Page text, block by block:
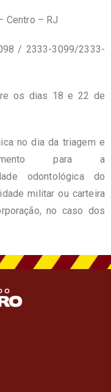
Centro – RJ
/ 2333-3099/2333-
os dias 18 e 22 de
no dia da triagem e
para a
odontológica do
militar ou carteira
no caso dos